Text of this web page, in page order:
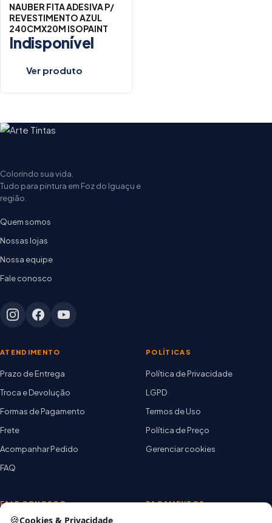
NAUBER FITA ADESIVA P/
REVESTIMENTO AZUL
240CMX20M ISOPAINT
Indisponível
Ver produto
Colorindo sua vida.
Tudo para pintura em Foz do Iguaçu e
região.
Quem somos
Nossas lojas
Nossa equipe
Fale conosco
ATENDIMENTO
Prazo de Entrega
Troca e Devolução
Formas de Pagamento
Frete
Acompanhar Pedido
FAQ
POLÍTICAS
Política de Privacidade
LGPD
Termos de Uso
Política de Preço
Gerenciar cookies
FALE CONOSCO PAGAMENTOS
🍪Cookies & Privacidade